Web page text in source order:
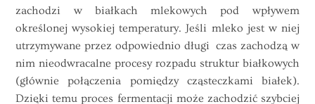
zachodzi w białkach mlekowych pod wpływem
określonej wysokiej temperatury. Jeśli mleko jest w niej
utrzymywane przez odpowiednio długi czas zachodzą w
nim nieodwracalne procesy rozpadu struktur białkowych
(głównie połączenia pomiędzy cząsteczkami białek).
Dzięki temu proces fermentacji może zachodzić szybciej